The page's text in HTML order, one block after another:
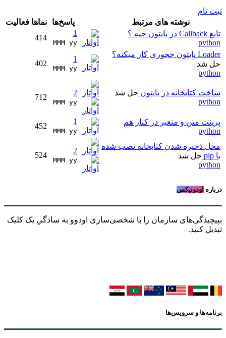
ثبت نام
نوشته های مرتبط
پاسخ‌ها نماها فعالیت
تابع Callback در پایتون چیه ؟
python
1
MMM yy
414
Loader پایتون چجوری کار میکنه؟
حل شد
python
1
MMM yy
402
ساخت کتابخانه در پایتون حل شد
python
2
MMM yy
712
پرینت متن و متغیر در کنار هم
python
1
MMM yy
452
محل ذخیره شدن کتابخانه نصب شده
با pip
حل شد
python
2
MMM yy
524
درباره اودونیکس
بپیچیدگی‌های سازمان را با شخصی‌سازی اودوو به سادگیِ یک کلیک
تبدیل کنید.
برنامه‌ها و سرویس‌ها